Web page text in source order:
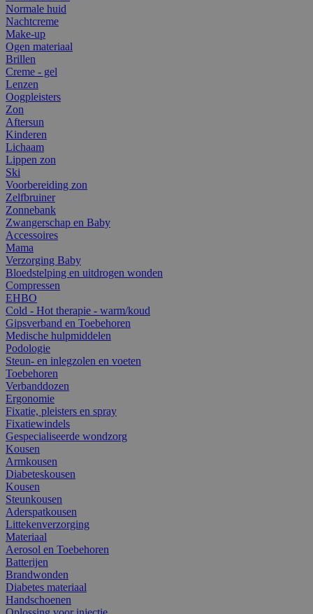
Normale huid
Nachtcreme
Make-up
Ogen materiaal
Brillen
Creme - gel
Lenzen
Oogpleisters
Zon
Aftersun
Kinderen
Lichaam
Lippen zon
Ski
Voorbereiding zon
Zelfbruiner
Zonnebank
Zwangerschap en Baby
Accessoires
Mama
Verzorging Baby
Bloedstelping en uitdrogen wonden
Compressen
EHBO
Cold - Hot therapie - warm/koud
Gipsverband en Toebehoren
Medische hulpmiddelen
Podologie
Steun- en inlegzolen en voeten
Toebehoren
Verbanddozen
Ergonomie
Fixatie, pleisters en spray
Fixatiewindels
Gespecialiseerde wondzorg
Kousen
Armkousen
Diabeteskousen
Kousen
Steunkousen
Aderspatkousen
Littekenverzorging
Materiaal
Aerosol en Toebehoren
Batterijen
Brandwonden
Diabetes materiaal
Handschoenen